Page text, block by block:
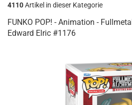
4110Artikel in dieser Kategorie
FUNKO POP! - Ani­ma­ti­on -
Ed­ward Elric #1176